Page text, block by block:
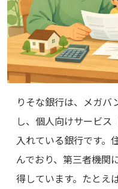
りそな銀行は、メガバ
し、個人向けサービス
入れている銀行です。
んでおり、第三者機関
得しています。たとえ